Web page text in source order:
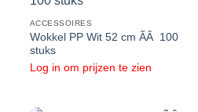
ACCESSOIRES
Wokkel PP Wit 52 cm ÃÂ 100
stuks
Log in om prijzen te zien